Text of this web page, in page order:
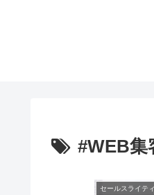
#WEB集
セールスライテ